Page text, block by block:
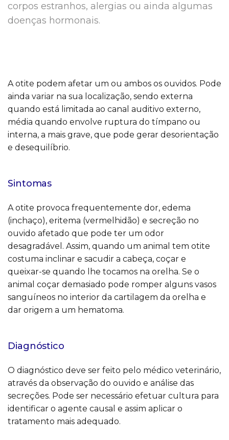
corpos estranhos, alergias ou ainda algumas
doenças hormonais.
A otite podem afetar um ou ambos os ouvidos. Pode
ainda variar na sua localização, sendo externa
quando está limitada ao canal auditivo externo,
média quando envolve ruptura do tímpano ou
interna, a mais grave, que pode gerar desorientação
e desequilíbrio.
Sintomas
A otite provoca frequentemente dor, edema
(inchaço), eritema (vermelhidão) e secreção no
ouvido afetado que pode ter um odor
desagradável. Assim, quando um animal tem otite
costuma inclinar e sacudir a cabeça, coçar e
queixar-se quando lhe tocamos na orelha. Se o
animal coçar demasiado pode romper alguns vasos
sanguíneos no interior da cartilagem da orelha e
dar origem a um hematoma.
Diagnóstico
O diagnóstico deve ser feito pelo médico veterinário,
através da observação do ouvido e análise das
secreções. Pode ser necessário efetuar cultura para
identificar o agente causal e assim aplicar o
tratamento mais adequado.